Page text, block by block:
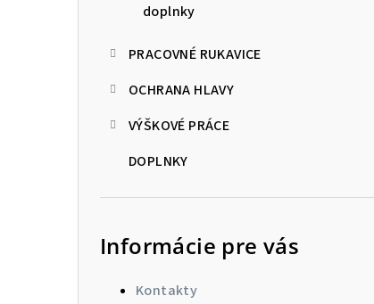
doplnky
PRACOVNÉ RUKAVICE
OCHRANA HLAVY
VÝŠKOVÉ PRÁCE
DOPLNKY
Informácie pre vás
Kontakty